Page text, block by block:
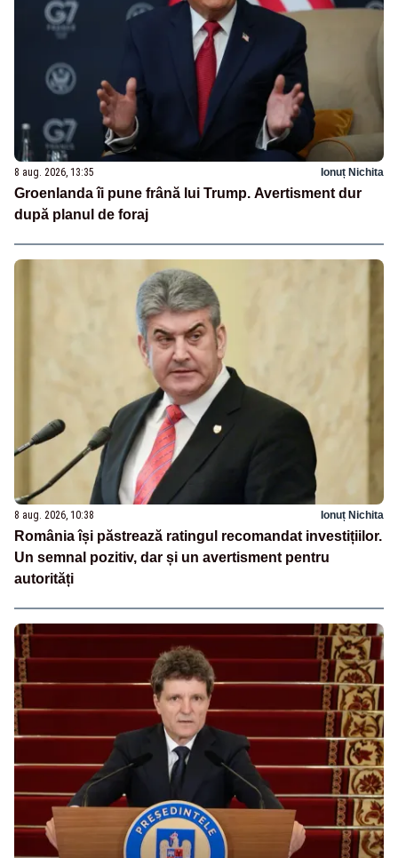
8 aug. 2026, 13:35 Ionuț Nichita
Groenlanda îi pune frână lui Trump. Avertisment dur
după planul de foraj
8 aug. 2026, 10:38 Ionuț Nichita
România își păstrează ratingul recomandat investițiilor.
Un semnal pozitiv, dar și un avertisment pentru
autorități